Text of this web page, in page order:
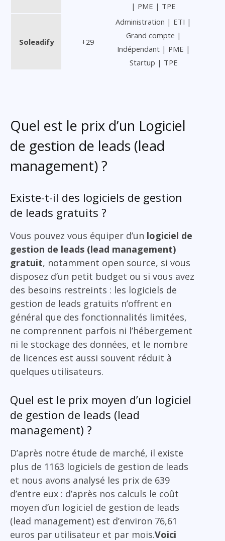
| PME | TPE
Soleadify +29
Administration | ETI |
Grand compte |
Indépendant | PME |
Startup | TPE
Quel est le prix d’un Logiciel
de gestion de leads (lead
management) ?
Existe-t-il des logiciels de gestion
de leads gratuits ?
Vous pouvez vous équiper d’un logiciel de
gestion de leads (lead management)
gratuit, notamment open source, si vous
disposez d’un petit budget ou si vous avez
des besoins restreints : les logiciels de
gestion de leads gratuits n’offrent en
général que des fonctionnalités limitées,
ne comprennent parfois ni l’hébergement
ni le stockage des données, et le nombre
de licences est aussi souvent réduit à
quelques utilisateurs.
Quel est le prix moyen d’un logiciel
de gestion de leads (lead
management) ?
D’après notre étude de marché, il existe
plus de 1163 logiciels de gestion de leads
et nous avons analysé les prix de 639
d’entre eux : d’après nos calculs le coût
moyen d’un logiciel de gestion de leads
(lead management) est d’environ 76,61
euros par utilisateur et par mois.Voici